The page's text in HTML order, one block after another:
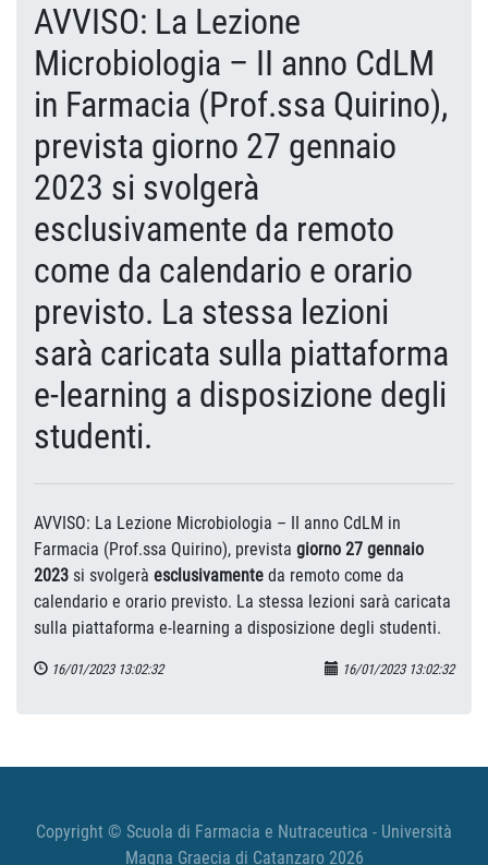
AVVISO: La Lezione
Microbiologia – II anno CdLM
in Farmacia (Prof.ssa Quirino),
prevista giorno 27 gennaio
2023 si svolgerà
esclusivamente da remoto
come da calendario e orario
previsto. La stessa lezioni
sarà caricata sulla piattaforma
e-learning a disposizione degli
studenti.
AVVISO: La Lezione Microbiologia – II anno CdLM in
Farmacia (Prof.ssa Quirino), prevista giorno 27 gennaio
2023 si svolgerà esclusivamente da remoto come da
calendario e orario previsto. La stessa lezioni sarà caricata
sulla piattaforma e-learning a disposizione degli studenti.
16/01/2023 13:02:32 16/01/2023 13:02:32
Copyright © Scuola di Farmacia e Nutraceutica - Università
Magna Graecia di Catanzaro 2026